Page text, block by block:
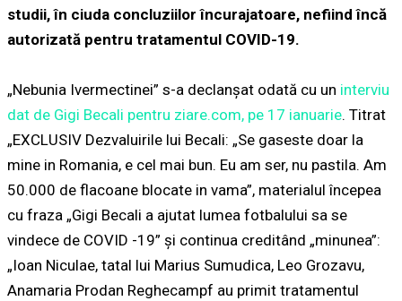
studii, în ciuda concluziilor încurajatoare, nefiind încă
autorizată pentru tratamentul COVID-19.
„Nebunia Ivermectinei” s-a declanșat odată cu un interviu
dat de Gigi Becali pentru ziare.com, pe 17 ianuarie. Titrat
„EXCLUSIV Dezvaluirile lui Becali: „Se gaseste doar la
mine in Romania, e cel mai bun. Eu am ser, nu pastila. Am
50.000 de flacoane blocate in vama”, materialul începea
cu fraza „Gigi Becali a ajutat lumea fotbalului sa se
vindece de COVID -19” și continua creditând „minunea”:
„Ioan Niculae, tatal lui Marius Sumudica, Leo Grozavu,
Anamaria Prodan Reghecampf au primit tratamentul